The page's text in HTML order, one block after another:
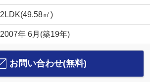
2LDK(49.58㎡)
2007年 6月(築19年)
お問い合わせ(無料)